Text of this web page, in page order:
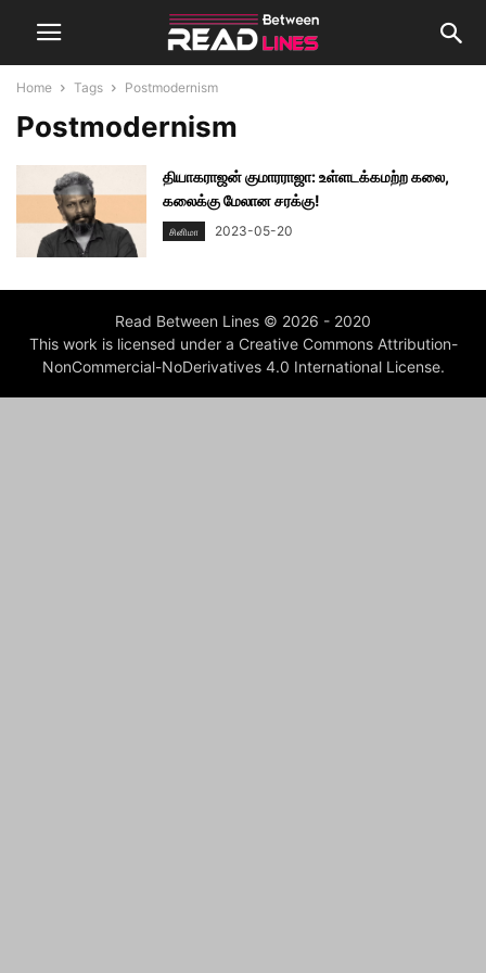
Home Tags Postmodernism
Postmodernism
தியாகராஜன் குமாரராஜா: உள்ளடக்கமற்ற கலை,
கலைக்கு மேலான சரக்கு!
சினிமா 2023-05-20
Read Between Lines © 2026 - 2020
This work is licensed under a Creative Commons Attribution-
NonCommercial-NoDerivatives 4.0 International License.